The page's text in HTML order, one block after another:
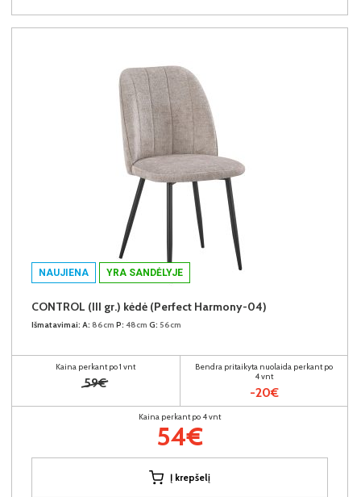
NAUJIENA YRA SANDĖLYJE
CONTROL (III gr.) kėdė (Perfect Harmony-04)
Išmatavimai: A: 86cm P: 48cm G: 56cm
Kaina perkant po 1 vnt
59€
Bendra pritaikyta nuolaida perkant po
4 vnt
-20€
Kaina perkant po 4 vnt
54€
Į krepšelį